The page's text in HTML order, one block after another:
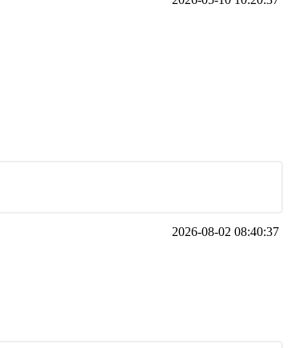
2026-08-02 08:40:37